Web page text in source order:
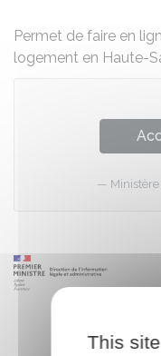
Permet de faire en
logement en Haute-
This